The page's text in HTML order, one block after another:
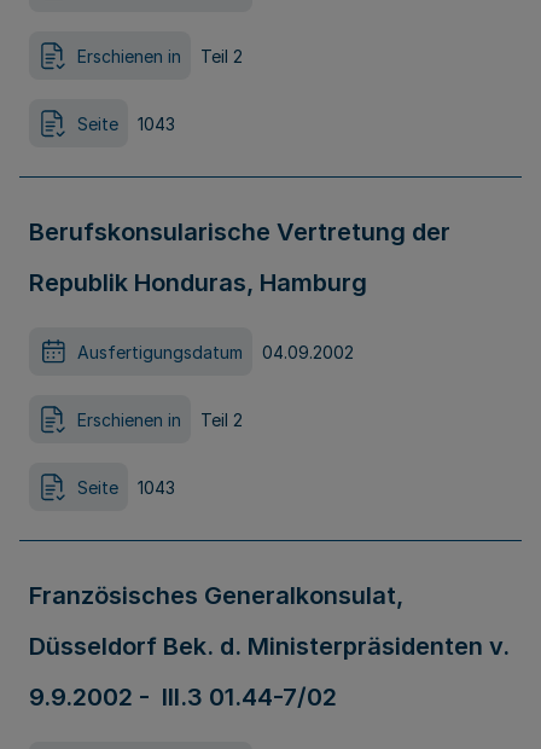
Erschienen in Teil 2
Seite 1043
Berufskonsularische Vertretung der
Republik Honduras, Hamburg
Ausfertigungsdatum 04.09.2002
Erschienen in Teil 2
Seite 1043
Französisches Generalkonsulat,
Düsseldorf Bek. d. Ministerpräsidenten v.
9.9.2002 - III.3 01.44-7/02